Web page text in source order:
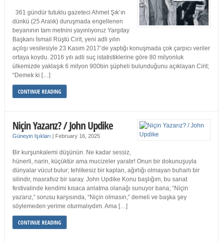
361 gündür tutuklu gazeteci Ahmet Şık’ın
dünkü (25 Aralık) duruşmada engellenen
beyanının tam metnini yayınlıyoruz Yargıtay
Başkanı İsmail Rüştü Cirit, yeni adli yılın
açılışı vesilesiyle 23 Kasım 2017’de yaptığı konuşmada çok çarpıcı veriler
ortaya koydu. 2016 yılı adli suç istatistiklerine göre 80 milyonluk
ülkemizde yaklaşık 6 milyon 900bin şüpheli bulunduğunu açıklayan Cirit;
“Demek ki […]
CONTINUE READING
Niçin Yazarız? / John Updike
Güneyin Işıkları | February 16, 2025
Bir kurşunkalemi düşünün. Ne kadar sessiz,
hünerli, narin, küçüktür ama mucizeler yaratır! Onun bir dokunuşuyla
dünyalar vücut bulur; tehlikesiz bir kaplan, ağırlığı olmayan buharlı bir
silindir, masrafsız bir saray. John Updike Konu başlığım, bu sanat
festivalinde kendimi kısaca anlatma olanağı sunuyor bana; “Niçin
yazarız,” sorusu karşısında, “Niçin olmasın,” demeli ve başka şey
söylemeden yerime oturmalıydım. Ama […]
CONTINUE READING